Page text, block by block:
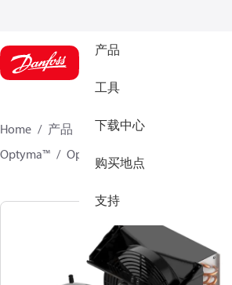
产品
工具
下载中心
购买地点
支持
Home 产品 氣候方案事業部製冷業務
Optyma™
Optyma™ 114F3500